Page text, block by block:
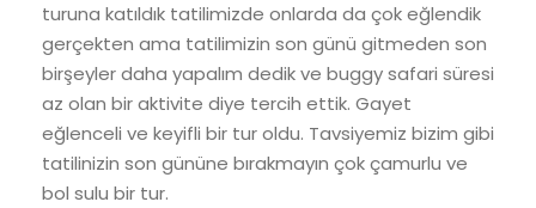
turuna katıldık tatilimizde onlarda da çok eğlendik
gerçekten ama tatilimizin son günü gitmeden son
birşeyler daha yapalım dedik ve buggy safari süresi
az olan bir aktivite diye tercih ettik. Gayet
eğlenceli ve keyifli bir tur oldu. Tavsiyemiz bizim gibi
tatilinizin son gününe bırakmayın çok çamurlu ve
bol sulu bir tur.